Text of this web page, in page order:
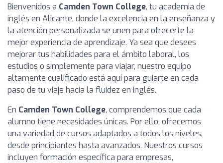
Bienvenidos a Camden Town College, tu academia de
inglés en Alicante, donde la excelencia en la enseñanza y
la atención personalizada se unen para ofrecerte la
mejor experiencia de aprendizaje. Ya sea que desees
mejorar tus habilidades para el ámbito laboral, los
estudios o simplemente para viajar, nuestro equipo
altamente cualificado está aquí para guiarte en cada
paso de tu viaje hacia la fluidez en inglés.
En Camden Town College, comprendemos que cada
alumno tiene necesidades únicas. Por ello, ofrecemos
una variedad de cursos adaptados a todos los niveles,
desde principiantes hasta avanzados. Nuestros cursos
incluyen formación específica para empresas,